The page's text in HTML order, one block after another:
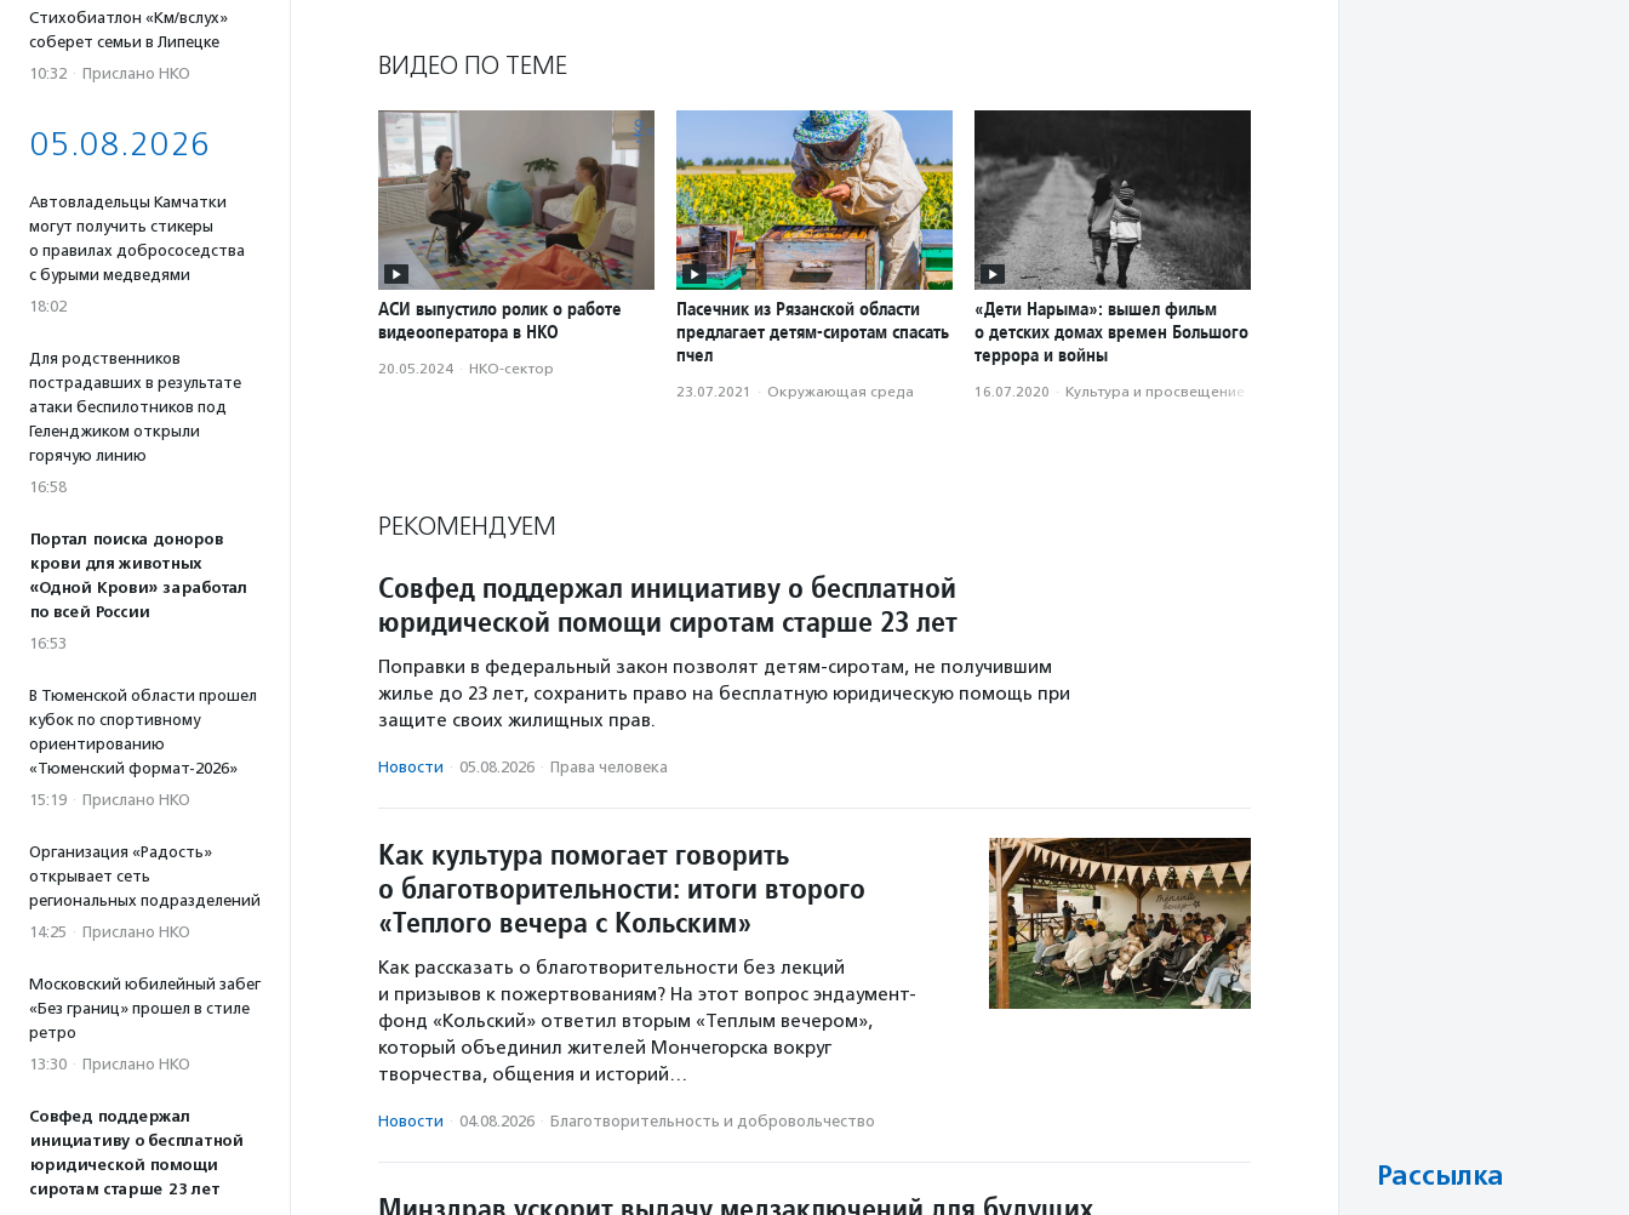
Стихобиатлон «Км/вслух»
соберет семьи в Липецке
10:32 · Прислано НКО
05.08.2026
Автовладельцы Камчатки
могут получить стикеры
о правилах добрососедства
с бурыми медведями
18:02
Для родственников
пострадавших в результате
атаки беспилотников под
Геленджиком открыли
горячую линию
16:58
Портал поиска доноров
крови для животных
«Одной Крови» заработал
по всей России
16:53
В Тюменской области прошел
кубок по спортивному
ориентированию
«Тюменский формат-2026»
15:19 · Прислано НКО
Организация «Радость»
открывает сеть
региональных подразделений
14:25 · Прислано НКО
Московский юбилейный забег
«Без границ» прошел в стиле
ретро
13:30 · Прислано НКО
Совфед поддержал
инициативу о бесплатной
юридической помощи
сиротам старше 23 лет
ВИДЕО ПО ТЕМЕ
АСИ выпустило ролик о работе
видеооператора в НКО
20.05.2024 · НКО-сектор
Пасечник из Рязанской области
предлагает детям-сиротам спасать
пчел
23.07.2021 · Окружающая среда
«Дети Нарыма»: вышел фильм
о детских домах времен Большого
террора и войны
16.07.2020 · Культура и просвещение
РЕКОМЕНДУЕМ
Совфед поддержал инициативу о бесплатной
юридической помощи сиротам старше 23 лет
Поправки в федеральный закон позволят детям-сиротам, не получившим
жилье до 23 лет, сохранить право на бесплатную юридическую помощь при
защите своих жилищных прав.
Новости · 05.08.2026 · Права человека
Как культура помогает говорить
о благотворительности: итоги второго
«Теплого вечера с Кольским»
Как рассказать о благотворительности без лекций
и призывов к пожертвованиям? На этот вопрос эндаумент-
фонд «Кольский» ответил вторым «Теплым вечером»,
который объединил жителей Мончегорска вокруг
творчества, общения и историй…
Новости · 04.08.2026 · Благотвори­тель­ность и доброволь­чест­во
Рассылка